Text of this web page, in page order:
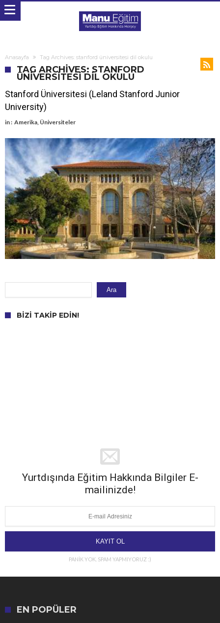
Anasayfa Tag Archives: stanford üniversitesi dil okulu
TAG ARCHIVES: STANFORD
ÜNIVERSITESI DIL OKULU
Stanford Üniversitesi (Leland Stanford Junior
University)
in : Amerika, Üniversiteler
Ara
BIZI TAKIP EDIN!
Yurtdışında Eğitim Hakkında Bilgiler E-
mailinizde!
PANİK YOK. SPAM YAPMIYORUZ :)
EN POPÜLER